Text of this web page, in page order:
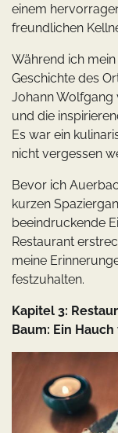
einem
freundlichen
Während ich
Geschichte des
Johann Wolfgang
und die
Es war ein
nicht vergessen
Bevor ich
kurzen
beeindruckende
Restaurant
meine
festzuhalten.
Kapitel 3:
Baum: Ein